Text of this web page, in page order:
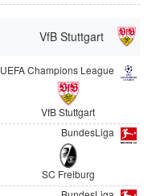
VfB Stuttgart
UEFA Champions League
VfB Stuttgart
BundesLiga
SC Freiburg